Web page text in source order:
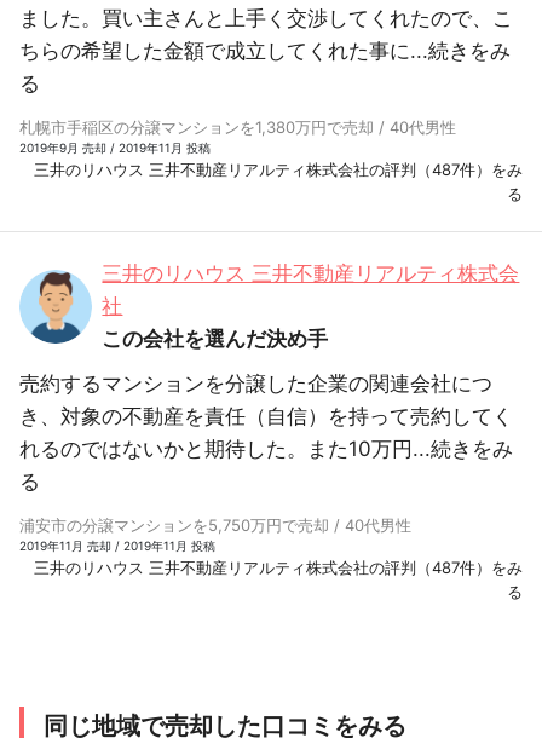
ました。買い主さんと上手く交渉してくれたので、こ
ちらの希望した金額で成立してくれた事に...続きをみ
る
札幌市手稲区の分譲マンションを1,380万円で売却 / 40代男性
2019年9月 売却 / 2019年11月 投稿
三井のリハウス 三井不動産リアルティ株式会社の評判（487件）をみ
る
三井のリハウス 三井不動産リアルティ株式会
社
この会社を選んだ決め手
売約するマンションを分譲した企業の関連会社につ
き、対象の不動産を責任（自信）を持って売約してく
れるのではないかと期待した。また10万円...続きをみ
る
浦安市の分譲マンションを5,750万円で売却 / 40代男性
2019年11月 売却 / 2019年11月 投稿
三井のリハウス 三井不動産リアルティ株式会社の評判（487件）をみ
る
同じ地域で売却した口コミをみる